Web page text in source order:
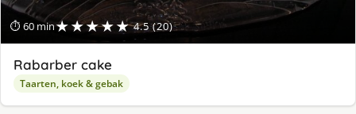
⏱ 60 min★★★★★ 4.5 (20)
Rabarber cake
Taarten, koek & gebak